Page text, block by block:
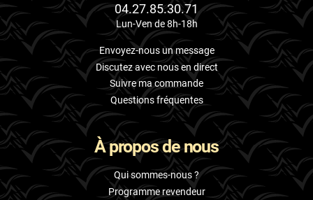
04.27.85.30.71
Lun-Ven de 8h-18h
Envoyez-nous un message
Discutez avec nous en direct
Suivre ma commande
Questions fréquentes
À propos de nous
Qui sommes-nous ?
Programme revendeur